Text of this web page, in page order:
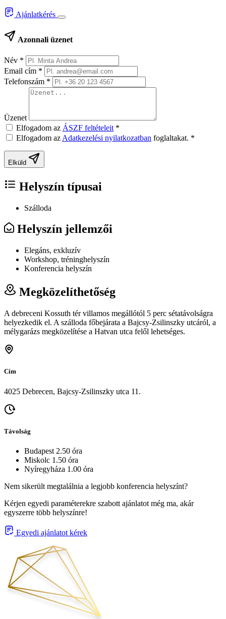
Ajánlatkérés
Azonnali üzenet
Név *
Email cím *
Telefonszám *
Üzenet
Elfogadom az ÁSZF feltételeit *
Elfogadom az Adatkezelési nyilatkozatban foglaltakat. *
Elküld
Helyszín típusai
Szálloda
Helyszín jellemzői
Elegáns, exkluzív
Workshop, tréninghelyszín
Konferencia helyszín
Megközelíthetőség
A debreceni Kossuth tér villamos megállótól 5 perc sétatávolságra
helyezkedik el. A szálloda főbejárata a Bajcsy-Zsilinszky utcáról, a
mélygarázs megközelítése a Hatvan utca felől lehetséges.
Cím
4025 Debrecen, Bajcsy-Zsilinszky utca 11.
Távolság
Budapest 2.50 óra
Miskolc 1.50 óra
Nyíregyháza 1.00 óra
Nem sikerült megtalálnia a legjobb konferencia helyszínt?
Kérjen egyedi paraméterekre szabott ajánlatot még ma, akár
egyszerre több helyszínre!
Egyedi ajánlatot kérek